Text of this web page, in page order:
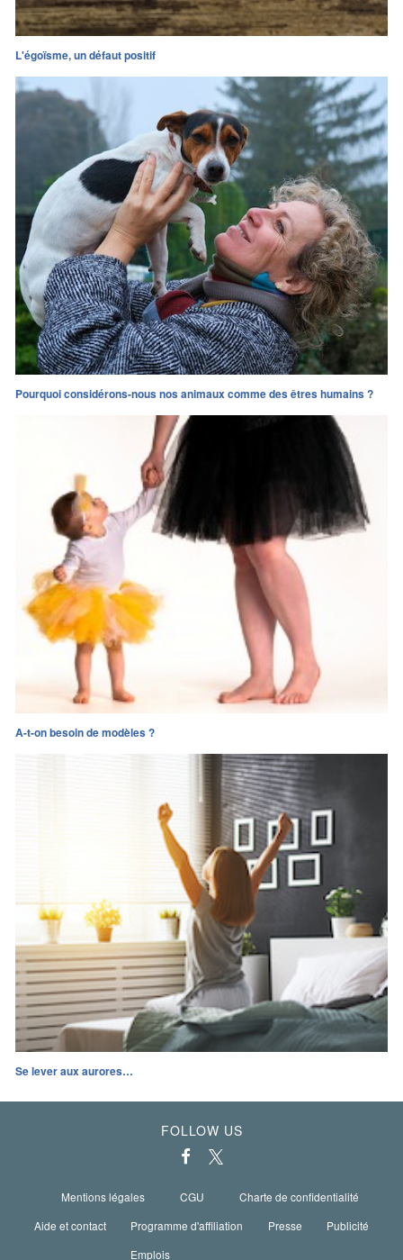
L'égoïsme, un défaut positif
Pourquoi considérons-nous nos animaux comme des êtres humains ?
A-t-on besoin de modèles ?
Se lever aux aurores…
FOLLOW US
Mentions légales CGU
Charte de confidentialité
Aide et contact
Programme d'affiliation Presse
Publicité
Emplois